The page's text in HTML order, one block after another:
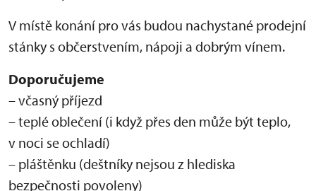
V místě konání pro vás budou nachystané prodejní
stánky s občerstvením, nápoji a dobrým vínem.
Doporučujeme
– včasný příjezd
– teplé oblečení (i když přes den může být teplo,
v noci se ochladí)
– pláštěnku (deštníky nejsou z hlediska
bezpečnosti povoleny)